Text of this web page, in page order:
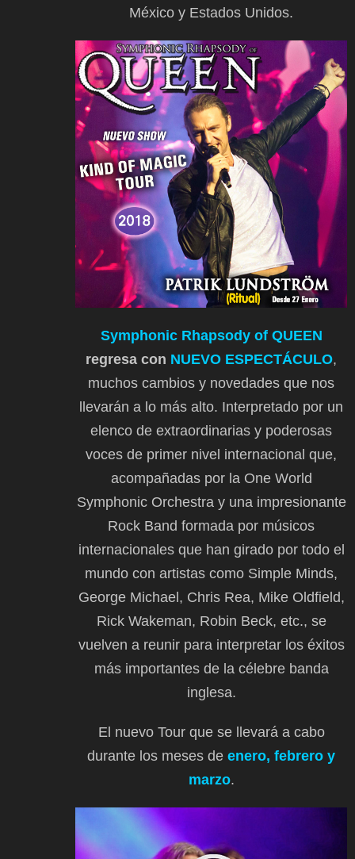
México y Estados Unidos.
Symphonic Rhapsody of QUEEN
regresa con NUEVO ESPECTÁCULO,
muchos cambios y novedades que nos
llevarán a lo más alto. Interpretado por un
elenco de extraordinarias y poderosas
voces de primer nivel internacional que,
acompañadas por la One World
Symphonic Orchestra y una impresionante
Rock Band formada por músicos
internacionales que han girado por todo el
mundo con artistas como Simple Minds,
George Michael, Chris Rea, Mike Oldfield,
Rick Wakeman, Robin Beck, etc., se
vuelven a reunir para interpretar los éxitos
más importantes de la célebre banda
inglesa.
El nuevo Tour que se llevará a cabo
durante los meses de enero, febrero y
marzo.